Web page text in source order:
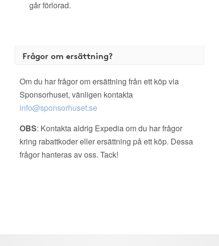
går förlorad.
Frågor om ersättning?
Om du har frågor om ersättning från ett köp via
Sponsorhuset, vänligen kontakta
info@sponsorhuset.se
OBS: Kontakta aldrig Expedia om du har frågor
kring rabattkoder eller ersättning på ett köp. Dessa
frågor hanteras av oss. Tack!